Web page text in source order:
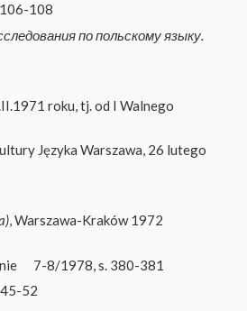
108
по польскому языку.
roku, tj. od I Walnego
Języka Warszawa, 26 lutego
, Warszawa-Kraków 1972
7-8/1978, s. 380-381
52